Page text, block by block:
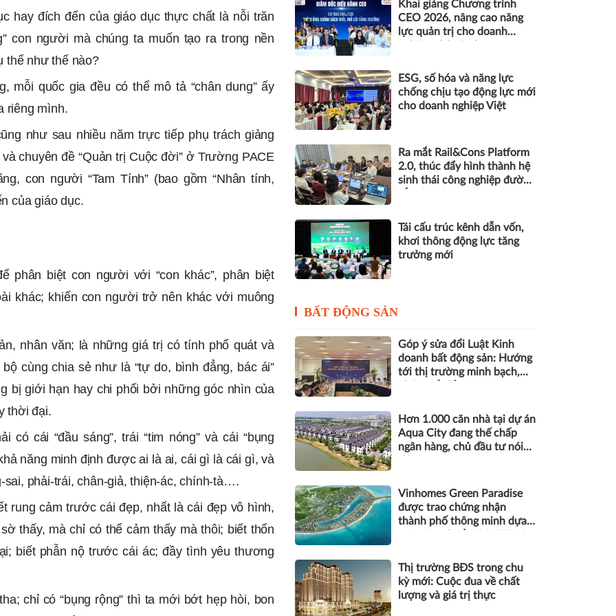
hay đích đến của giáo dục thực chất là nỗi trăn
con người mà chúng ta muốn tạo ra trong nền
thể như thế nào?
mỗi quốc gia đều có thể mô tả “chân dung” ấy
riêng mình.
như sau nhiều năm trực tiếp phụ trách giảng
chuyên đề “Quản trị Cuộc đời” ở Trường PACE
con người “Tam Tính” (bao gồm “Nhân tính,
của giáo dục.
phân biệt con người với “con khác”, phân biệt
khác; khiến con người trở nên khác với muông
nhân văn; là những giá trị có tính phổ quát và
cùng chia sẻ như là “tự do, bình đẳng, bác ái”
bị giới hạn hay chi phối bởi những góc nhìn của
thời đại.
cái “đầu sáng”, trái “tim nóng” và cái “bụng
năng minh định được ai là ai, cái gì là cái gì, và
phải-trái, chân-giả, thiện-ác, chính-tà….
rung cảm trước cái đẹp, nhất là cái đẹp vô hình,
thấy, mà chỉ có thể cảm thấy mà thôi; biết thổn
biết phẫn nộ trước cái ác; đầy tình yêu thương
chỉ có “bụng rộng” thì ta mới bớt hẹp hòi, bon
Khai giảng Chương trình
CEO 2026, nâng cao năng
lực quản trị cho doanh
ESG, số hóa và năng lực
chống chịu tạo động lực mới
cho doanh nghiệp Việt
Ra mắt Rail&Cons Platform
2.0, thúc đẩy hình thành hệ
sinh thái công nghiệp đường
Tái cấu trúc kênh dẫn vốn,
khơi thông động lực tăng
trưởng mới
BẤT ĐỘNG SẢN
Góp ý sửa đổi Luật Kinh
doanh bất động sản: Hướng
tới thị trường minh bạch,
Hơn 1.000 căn nhà tại dự án
Aqua City đang thế chấp
ngân hàng, chủ đầu tư nói
Vinhomes Green Paradise
được trao chứng nhận
thành phố thông minh dựa
Thị trường BĐS trong chu
kỳ mới: Cuộc đua về chất
lượng và giá trị thực